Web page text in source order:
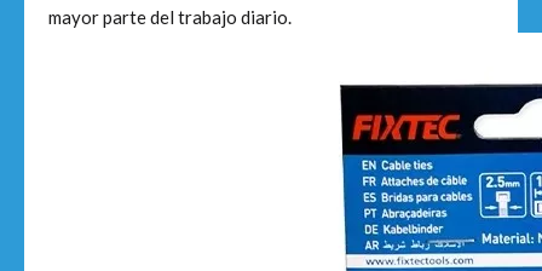
mayor parte del trabajo diario.